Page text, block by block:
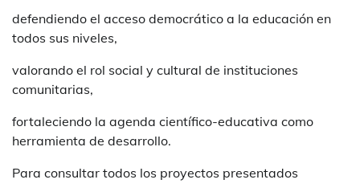
defendiendo el acceso democrático a la educación en
todos sus niveles,
valorando el rol social y cultural de instituciones
comunitarias,
fortaleciendo la agenda científico-educativa como
herramienta de desarrollo.
Para consultar todos los proyectos presentados